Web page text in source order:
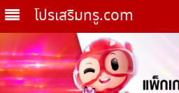
โปรเสริมทรู.com